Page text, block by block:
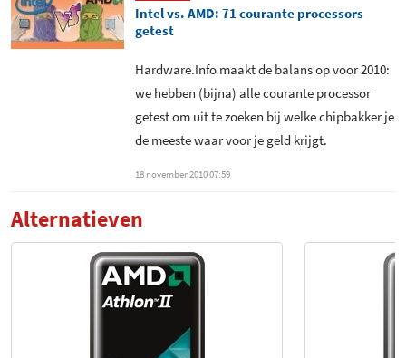
Intel vs. AMD: 71 courante processors
getest
Hardware.Info maakt de balans op voor 2010:
we hebben (bijna) alle courante processor
getest om uit te zoeken bij welke chipbakker je
de meeste waar voor je geld krijgt.
18 november 2010 07:59
Alternatieven